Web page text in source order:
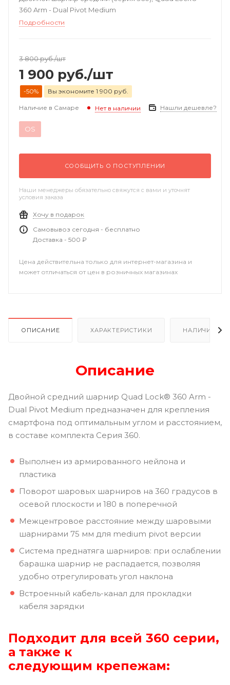
360 Arm - Dual Pivot Medium
Подробности
3 800руб./шт
1 900 руб./шт
-50% Вы экономите 1 900 руб.
Наличие в Самаре Нет в наличии Нашли дешевле?
OS
СООБЩИТЬ О ПОСТУПЛЕНИИ
Наши менеджеры обязательно свяжутся с вами и уточнят
условия заказа
Хочу в подарок
Самовывоз сегодня - бесплатно
Доставка - 500 ₽
Цена действительна только для интернет-магазина и
может отличаться от цен в розничных магазинах
ОПИСАНИЕ ХАРАКТЕРИСТИКИ НАЛИЧИЕ В
Описание
Двойной средний шарнир Quad Lock® 360 Arm -
Dual Pivot Medium предназначен для крепления
смартфона под оптимальным углом и расстоянием,
в составе комплекта Серия 360.
Выполнен из армированного нейлона и
пластика
Поворот шаровых шарниров на 360 градусов в
осевой плоскости и 180 в поперечной
Межцентровое расстояние между шаровыми
шарнирами 75 мм для medium pivot версии
Система преднатяга шарниров: при ослаблении
барашка шарнир не распадается, позволяя
удобно отрегулировать угол наклона
Встроенный кабель-канал для прокладки
кабеля зарядки
Подходит для всей 360 серии,
а также к
следующим крепежам: